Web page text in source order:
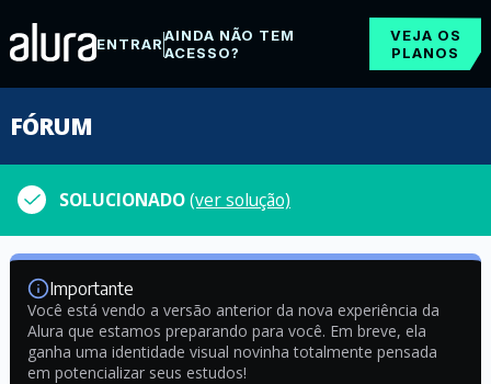
ENTRARAINDA NÃO TEM
ACESSO?
VEJA OS
PLANOS
FÓRUM
SOLUCIONADO(ver solução)
Importante
Você está vendo a versão anterior da nova experiência da
Alura que estamos preparando para você. Em breve, ela
ganha uma identidade visual novinha totalmente pensada
em potencializar seus estudos!